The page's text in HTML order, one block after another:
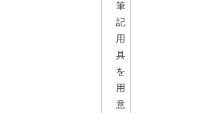
筆
記
用
具
を
用
意